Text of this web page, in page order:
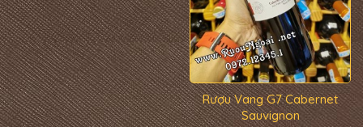
Rượu Vang G7 Cabernet
Sauvignon